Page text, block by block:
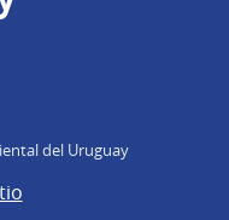
del Uruguay